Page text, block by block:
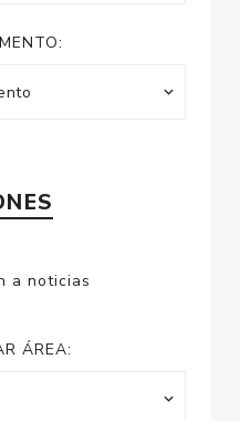
a noticias
ÁREA: